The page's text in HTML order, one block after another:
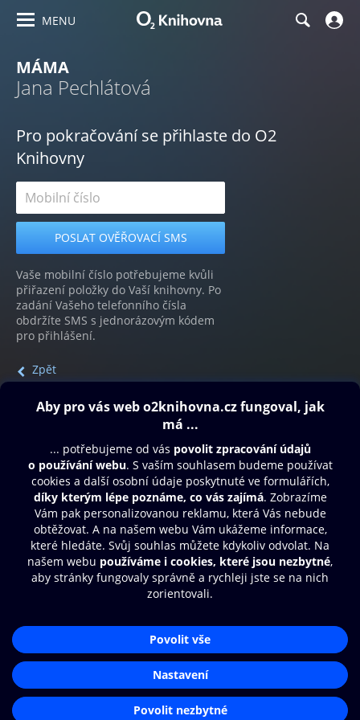
MENU
MÁMA
Jana Pechlátová
Pro pokračování se přihlaste do O2
Knihovny
Vaše mobilní číslo potřebujeme kvůli
přiřazení položky do Vaší knihovny. Po
zadání Vašeho telefonního čísla
obdržíte SMS s jednorázovým kódem
pro přihlášení.
Zpět
Obsah ke stažení
Moje O2 Knihovna
Další zábava
© O2 Czech Republic a.s.
Přístupnost
Zásady zpracování osobních údajů
Nastavení cookies
Aplikace O2 Knihovna
Čti a poslouchej své e-knihy a
audioknihy rychleji a pohodlněji.